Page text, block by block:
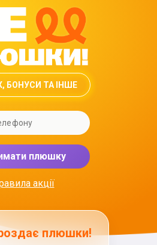
БОНУСИ ТА ІНШЕ
плюшку
акції
плюшки!